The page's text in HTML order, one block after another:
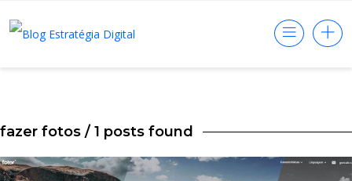
fazer fotos / 1 posts found